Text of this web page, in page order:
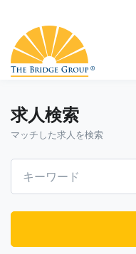
求人検索
マッチした求人を検索